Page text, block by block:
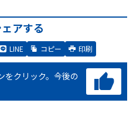
アする
LINE コピー 印刷
クリック。 今後の